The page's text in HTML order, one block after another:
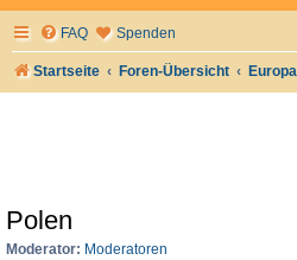
FAQ Spenden
Startseite Foren-Übersicht Europa
Polen
Moderator: Moderatoren